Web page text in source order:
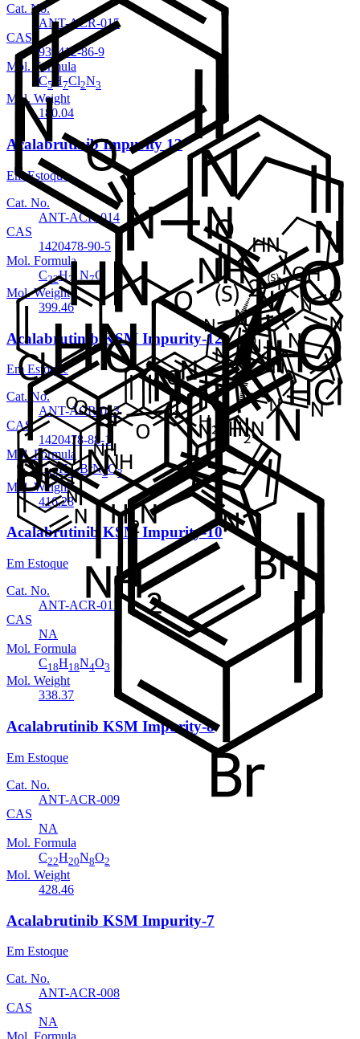
Cat. No.
ANT-ACR-015
CAS
939412-86-9
Mol. Formula
C5 H7Cl2N3
Mol. Weight
180.04
Acalabrutinib Impurity 13
Em Estoque
Cat. No.
ANT-ACR-014
CAS
1420478-90-5
Mol. Formula
C22H21N7O
Mol. Weight
399.46
Acalabrutinib KSM Impurity-12
Em Estoque
Cat. No.
ANT-ACR-013
CAS
1420478-88-1
Mol. Formula
C18H18BrN5O2
Mol. Weight
416.28
Acalabrutinib KSM Impurity-10
Em Estoque
Cat. No.
ANT-ACR-011
CAS
NA
Mol. Formula
C18H18N4O3
Mol. Weight
338.37
Acalabrutinib KSM Impurity-8
Em Estoque
Cat. No.
ANT-ACR-009
CAS
NA
Mol. Formula
C22H20N8O2
Mol. Weight
428.46
Acalabrutinib KSM Impurity-7
Em Estoque
Cat. No.
ANT-ACR-008
CAS
NA